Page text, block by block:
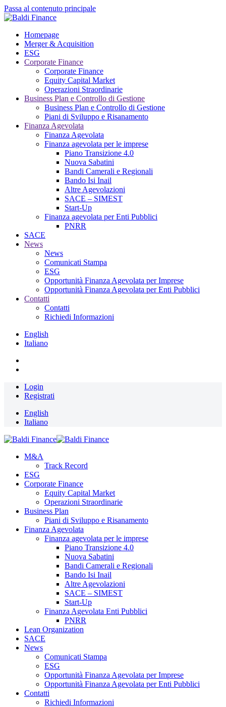
Passa al contenuto principale
Homepage
Merger & Acquisition
ESG
Corporate Finance
Corporate Finance
Equity Capital Market
Operazioni Straordinarie
Business Plan e Controllo di Gestione
Business Plan e Controllo di Gestione
Piani di Sviluppo e Risanamento
Finanza Agevolata
Finanza Agevolata
Finanza agevolata per le imprese
Piano Transizione 4.0
Nuova Sabatini
Bandi Camerali e Regionali
Bando Isi Inail
Altre Agevolazioni
SACE – SIMEST
Start-Up
Finanza agevolata per Enti Pubblici
PNRR
SACE
News
News
Comunicati Stampa
ESG
Opportunità Finanza Agevolata per Imprese
Opportunità Finanza Agevolata per Enti Pubblici
Contatti
Contatti
Richiedi Informazioni
English
Italiano
Login
Registrati
English
Italiano
M&A
Track Record
ESG
Corporate Finance
Equity Capital Market
Operazioni Straordinarie
Business Plan
Piani di Sviluppo e Risanamento
Finanza Agevolata
Finanza agevolata per le imprese
Piano Transizione 4.0
Nuova Sabatini
Bandi Camerali e Regionali
Bando Isi Inail
Altre Agevolazioni
SACE – SIMEST
Start-Up
Finanza Agevolata Enti Pubblici
PNRR
Lean Organization
SACE
News
Comunicati Stampa
ESG
Opportunità Finanza Agevolata per Imprese
Opportunità Finanza Agevolata per Enti Pubblici
Contatti
Richiedi Informazioni